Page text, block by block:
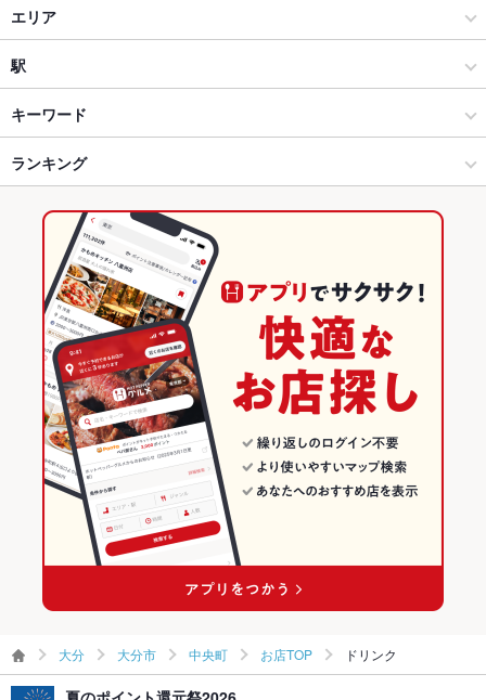
焼肉・ホルモン
焼肉
大分市 × 焼肉・ホルモン
大分市 × 焼肉
大分駅 × 焼肉・ホルモン
大分駅 × 焼肉
大分市 × 和食
大分市 × 鍋
大分駅 × 和食
エリア
中央町
中央町 × 焼肉・ホルモン
中央町 × 焼肉
中央町 × 和食
中央町 × 鍋
大分 × 焼肉・ホルモン
大分 × 焼肉
大分 × 和食
大分 × 鍋
駅
大分駅
西大分駅
古国府駅
キーワード
卵焼き からあげ
とんこつラーメン 中華そば
ランキング
大分のグルメランキング
大分の焼肉・ホルモンランキング
大分市のグルメランキング
大分市の焼肉・ホルモンランキング
中央町のグルメランキング
中央町の焼肉・ホルモンランキング
大分 大分市 中央町 お店TOP ドリンク